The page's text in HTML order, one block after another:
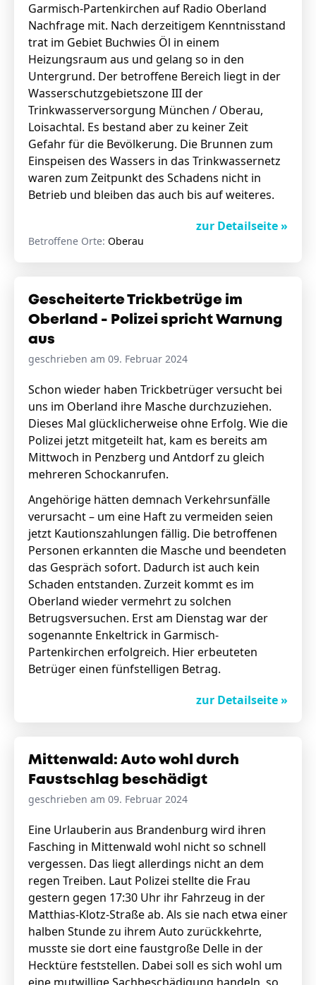
Garmisch-Partenkirchen auf Radio Oberland
Nachfrage mit. Nach derzeitigem Kenntnisstand
trat im Gebiet Buchwies Öl in einem
Heizungsraum aus und gelang so in den
Untergrund. Der betroffene Bereich liegt in der
Wasserschutzgebietszone III der
Trinkwasserversorgung München / Oberau,
Loisachtal. Es bestand aber zu keiner Zeit
Gefahr für die Bevölkerung. Die Brunnen zum
Einspeisen des Wassers in das Trinkwassernetz
waren zum Zeitpunkt des Schadens nicht in
Betrieb und bleiben das auch bis auf weiteres.
zur Detailseite »
Betroffene Orte: Oberau
Gescheiterte Trickbetrüge im
Oberland - Polizei spricht Warnung
aus
geschrieben am 09. Februar 2024
Schon wieder haben Trickbetrüger versucht bei
uns im Oberland ihre Masche durchzuziehen.
Dieses Mal glücklicherweise ohne Erfolg. Wie die
Polizei jetzt mitgeteilt hat, kam es bereits am
Mittwoch in Penzberg und Antdorf zu gleich
mehreren Schockanrufen.
Angehörige hätten demnach Verkehrsunfälle
verursacht – um eine Haft zu vermeiden seien
jetzt Kautionszahlungen fällig. Die betroffenen
Personen erkannten die Masche und beendeten
das Gespräch sofort. Dadurch ist auch kein
Schaden entstanden. Zurzeit kommt es im
Oberland wieder vermehrt zu solchen
Betrugsversuchen. Erst am Dienstag war der
sogenannte Enkeltrick in Garmisch-
Partenkirchen erfolgreich. Hier erbeuteten
Betrüger einen fünfstelligen Betrag.
zur Detailseite »
Mittenwald: Auto wohl durch
Faustschlag beschädigt
geschrieben am 09. Februar 2024
Eine Urlauberin aus Brandenburg wird ihren
Fasching in Mittenwald wohl nicht so schnell
vergessen. Das liegt allerdings nicht an dem
regen Treiben. Laut Polizei stellte die Frau
gestern gegen 17:30 Uhr ihr Fahrzeug in der
Matthias-Klotz-Straße ab. Als sie nach etwa einer
halben Stunde zu ihrem Auto zurückkehrte,
musste sie dort eine faustgroße Delle in der
Hecktüre feststellen. Dabei soll es sich wohl um